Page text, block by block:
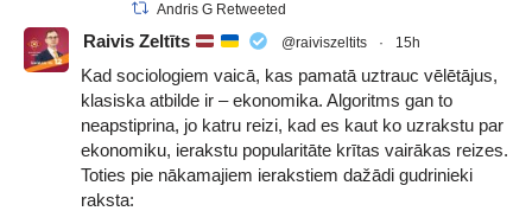
Andris G Retweeted
Raivis Zeltīts @raiviszeltits · 15h
Kad sociologiem vaicā, kas pamatā uztrauc vēlētājus,
klasiska atbilde ir – ekonomika. Algoritms gan to
neapstiprina, jo katru reizi, kad es kaut ko uzrakstu par
ekonomiku, ierakstu popularitāte krītas vairākas reizes.
Toties pie nākamajiem ierakstiem dažādi gudrinieki
raksta: